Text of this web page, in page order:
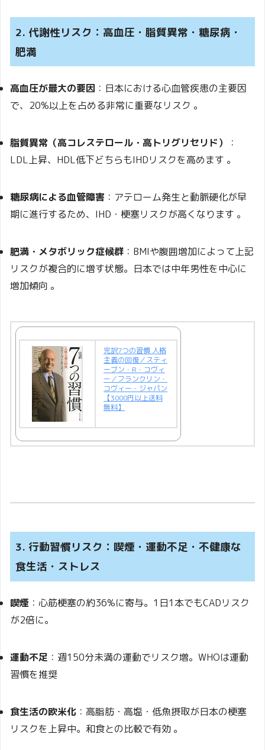
2. 代謝性リスク：高血圧・脂質異常・糖尿病・
肥満
高血圧が最大の要因 ：日本における心血管疾患の主要因
で、20%以上を占める非常に重要なリスク 。
脂質異常（高コレステロール・高トリグリセリド）
：
LDL上昇、HDL低下どちらもIHDリスクを高めます 。
糖尿病による血管障害 ：アテローム発生と動脈硬化が早
期に進行するため、IHD・梗塞リスクが高くなります 。
肥満・メタボリック症候群 ：BMIや腹囲増加によって上記
リスクが複合的に増す状態。日本では中年男性を中心に
増加傾向 。
完訳7つの習慣 人格
主義の回復／スティ
ーブン・R・コヴィ
ー／フランクリン・
コヴィー・ジャパン
【3000円以上送料
無料】
3. 行動習慣リスク：喫煙・運動不足・不健康な
食生活・ストレス
喫煙 ：心筋梗塞の約36%に寄与。1日1本でもCADリスク
が2倍に。
運動不足 ：週150分未満の運動でリスク増。WHOは運動
習慣を推奨
食生活の欧米化 ：高脂肪・高塩・低魚摂取が日本の梗塞
リスクを上昇中。和食との比較で有効 。